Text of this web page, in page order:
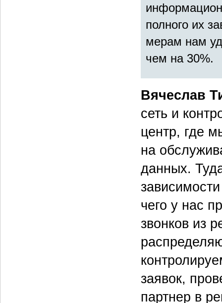
полного их
мерам нам
чем на 30%.
Вячеслав
сеть и
центр, где
на
данных.
чего у нас
звонков из
заявок,
партнер в